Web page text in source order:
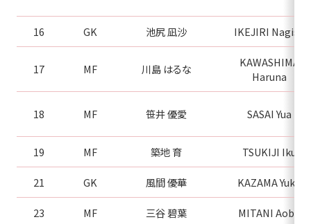
16 GK 池尻 凪沙 IKEJIRI Nagisa
17 MF 川島 はるな
KAWASHIMA
Haruna
18 MF 笹井 優愛 SASAI Yua
19 MF 築地 育 TSUKIJI Iku
21 GK 風間 優華 KAZAMA Yuka
23 MF 三谷 碧葉 MITANI Aoba